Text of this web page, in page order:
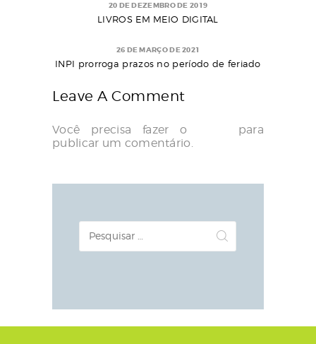
20 DE DEZEMBRO DE 2019
LIVROS EM MEIO DIGITAL
26 DE MARÇO DE 2021
INPI prorroga prazos no período de feriado
Leave A Comment
Você precisa fazer o
para
publicar um comentário.
por: